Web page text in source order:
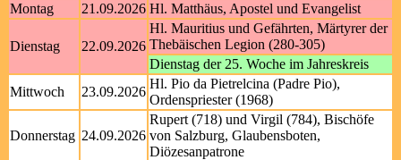
Montag
21.09.2026 Hl. Matthäus, Apostel und Evangelist
Dienstag 22.09.2026
Hl. Mauritius und Gefährten, Märtyrer der
Thebäischen Legion (280-305)
Dienstag der 25. Woche im Jahreskreis
Mittwoch
23.09.2026
Hl. Pio da Pietrelcina (Padre Pio),
Ordenspriester (1968)
Donnerstag 24.09.2026
Rupert (718) und Virgil (784), Bischöfe
von Salzburg, Glaubensboten,
Diözesanpatrone